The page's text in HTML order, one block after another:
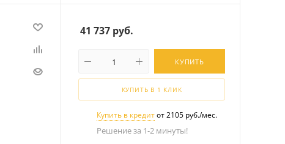
41 737 руб.
КУПИТЬ
КУПИТЬ В 1 КЛИК
Купить в кредитот 2105 руб./мес.
Решение за 1-2 минуты!